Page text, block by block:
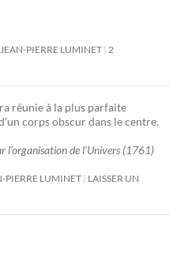
JEAN-PIERRE LUMINET 2
réunie à la plus parfaite
corps obscur dans le centre.
l’organisation de l’Univers (1761)
PIERRE LUMINET
LAISSER UN